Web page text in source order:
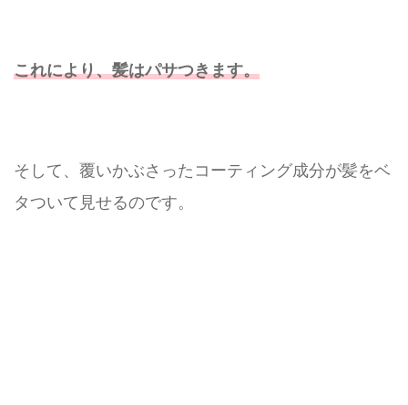
これにより、髪はパサつきます。
そして、覆いかぶさったコーティング成分が髪をベ
タついて見せるのです。